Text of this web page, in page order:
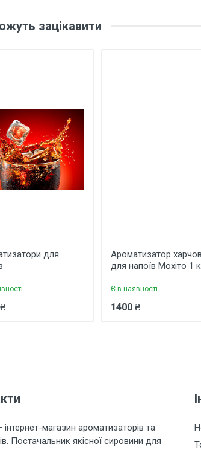
Написати відгук
Рейтинг
зацікавити
для
Ароматизатор
для напоїв Мохіто 1
Є в наявності
1400 ₴
магазин ароматизаторів та
Постачальник якісної сировини для